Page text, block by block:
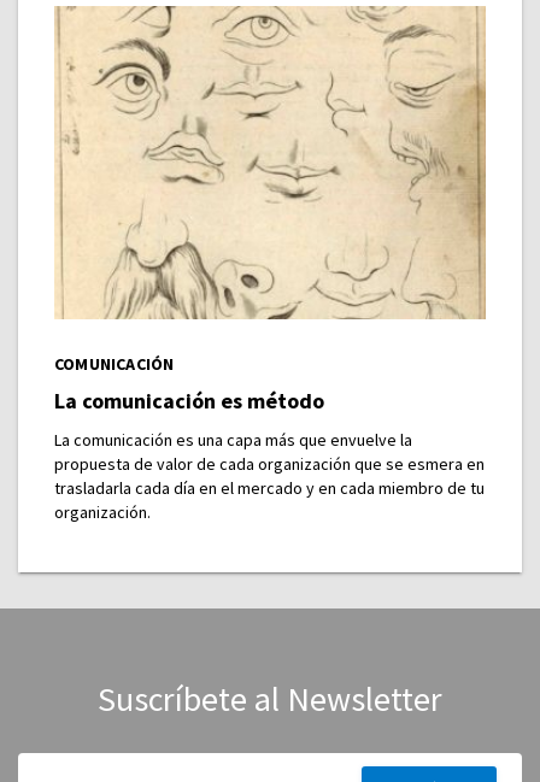
COMUNICACIÓN
La comunicación es método
La comunicación es una capa más que envuelve la
propuesta de valor de cada organización que se esmera en
trasladarla cada día en el mercado y en cada miembro de tu
organización.
Suscríbete al Newsletter